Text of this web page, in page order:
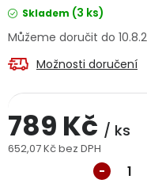
Servis nářadí
Skladem (3 ks)
Možnosti doručení
789 Kč / ks
652,07 Kč bez DPH